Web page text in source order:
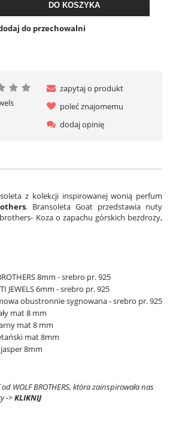
DO KOSZYKA
do przechowalni
zapytaj o produkt
poleć znajomemu
dodaj opinię
z kolekcji inspirowanej wonią perfum
. Bransoleta Goat przedstawia nuty
Koza o zapachu górskich bezdroży,
8mm - srebro pr. 925
JEWELS 6mm - srebro pr. 925
obustronnie sygnowana - srebro pr. 925
mat 8 mm
mat 8 mm
mat 8mm
8mm
WOLF BROTHERS, która zainspirowała nas
->KLIKNIJ